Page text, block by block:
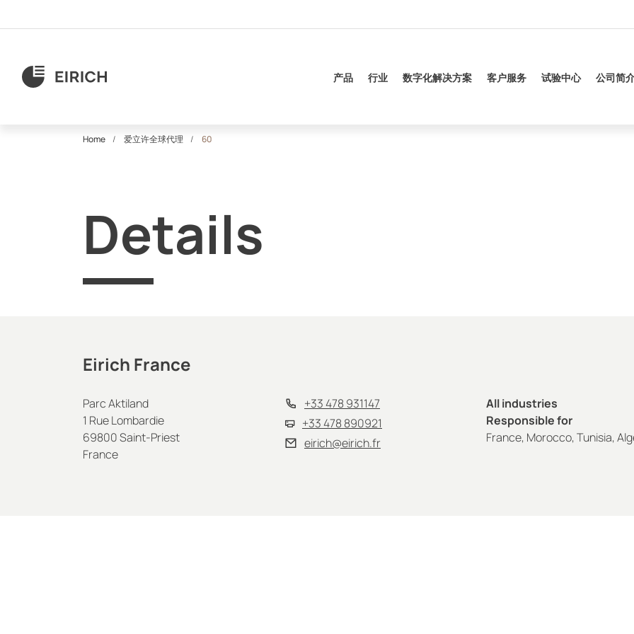
产品 行业 数字化解决方案 客户服务 试验中心 公司简
Home 爱立许全球代理 60
Details
Eirich France
Parc Aktiland
1 Rue Lombardie
69800 Saint-Priest
France
+33 478 931147
+33 478 890921
eirich@eirich.fr
All industries
Responsible for
France, Morocco, Tunisia,